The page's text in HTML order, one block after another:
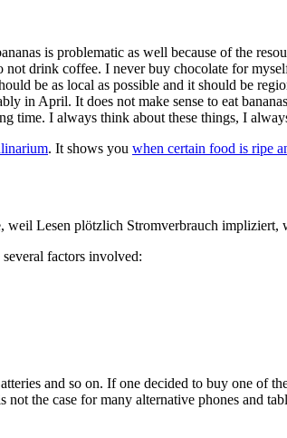
is problematic as well because of the
drink coffee. I never buy chocolate for
be as local as possible and it should be
in April. It does not make sense to eat
time. I always think about these things, I
. It shows you when certain food is ripe
weil Lesen plötzlich Stromverbrauch
factors involved:
and so on. If one decided to buy one of
the case for many alternative phones and